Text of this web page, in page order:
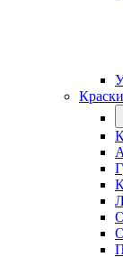
Краски